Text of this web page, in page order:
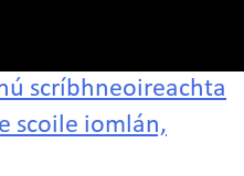
scríbhneoireachta
scoile iomlán,